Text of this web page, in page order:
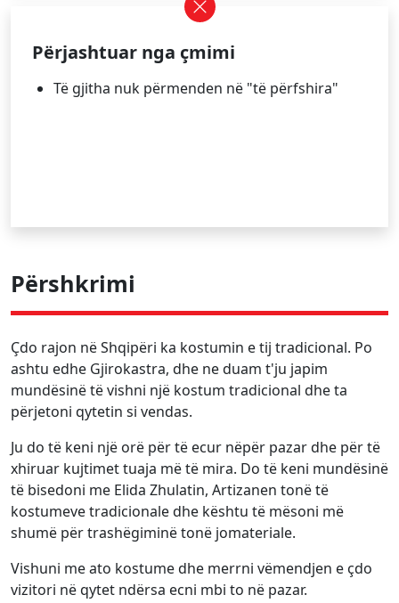
Përjashtuar nga çmimi
Të gjitha nuk përmenden në "të përfshira"
Përshkrimi
Çdo rajon në Shqipëri ka kostumin e tij tradicional. Po
ashtu edhe Gjirokastra, dhe ne duam t'ju japim
mundësinë të vishni një kostum tradicional dhe ta
përjetoni qytetin si vendas.
Ju do të keni një orë për të ecur nëpër pazar dhe për të
xhiruar kujtimet tuaja më të mira. Do të keni mundësinë
të bisedoni me Elida Zhulatin, Artizanen tonë të
kostumeve tradicionale dhe kështu të mësoni më
shumë për trashëgiminë tonë jomateriale.
Vishuni me ato kostume dhe merrni vëmendjen e çdo
vizitori në qytet ndërsa ecni mbi to në pazar.